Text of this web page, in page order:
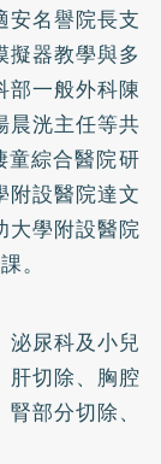
安名譽院長支
擬器教學與多
部一般外科陳
晨洸主任等共
童綜合醫院研
附設醫院達文
大學附設醫院
。
泌尿科及小兒
肝切除、胸腔
部分切除、